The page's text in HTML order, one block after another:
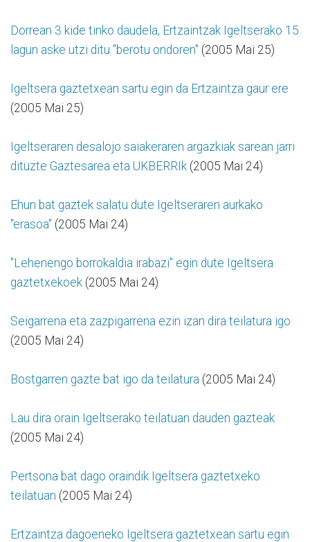
Dorrean 3 kide tinko daudela, Ertzaintzak Igeltserako 15
lagun aske utzi ditu "berotu ondoren" (2005 Mai 25)
Igeltsera gaztetxean sartu egin da Ertzaintza gaur ere
(2005 Mai 25)
Igeltseraren desalojo saiakeraren argazkiak sarean jarri
dituzte Gaztesarea eta UKBERRIk (2005 Mai 24)
Ehun bat gaztek salatu dute Igeltseraren aurkako
"erasoa" (2005 Mai 24)
"Lehenengo borrokaldia irabazi" egin dute Igeltsera
gaztetxekoek (2005 Mai 24)
Seigarrena eta zazpigarrena ezin izan dira teilatura igo
(2005 Mai 24)
Bostgarren gazte bat igo da teilatura (2005 Mai 24)
Lau dira orain Igeltserako teilatuan dauden gazteak
(2005 Mai 24)
Pertsona bat dago oraindik Igeltsera gaztetxeko
teilatuan (2005 Mai 24)
Ertzaintza dagoeneko Igeltsera gaztetxean sartu egin